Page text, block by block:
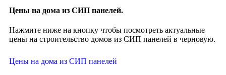
Цены на дома из СИП панелей.
Нажмите ниже на кнопку чтобы посмотреть актуальные
цены на строительство домов из СИП панелей в черновую.
Цены на дома из СИП панелей